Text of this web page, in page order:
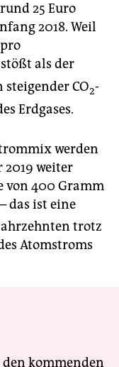
25 Euro
2018. Weil
als der
steigender CO2-
Erdgases.
werden
2019 weiter
von 400 Gramm
das ist eine
trotz
Atomstroms
kommenden